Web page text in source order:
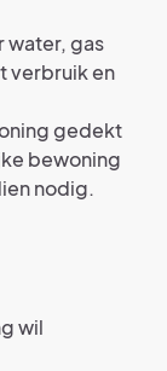
water, gas
verbruik en
gedekt
bewoning
nodig.
wil